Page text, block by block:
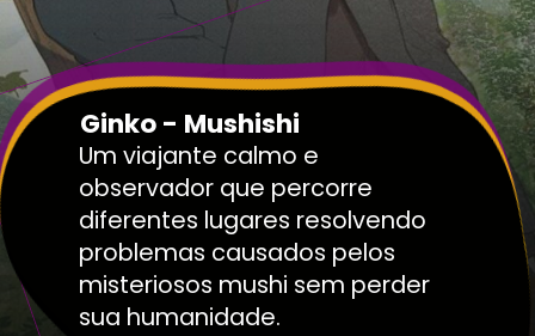
Ginko - Mushishi
Um viajante calmo e
observador que percorre
diferentes lugares resolvendo
problemas causados pelos
misteriosos mushi sem perder
sua humanidade.